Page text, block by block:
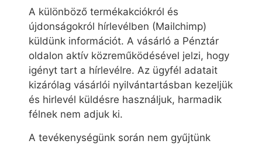
A különböző termékakciókról és
újdonságokról hírlevélben (Mailchimp)
küldünk információt. A vásárló a Pénztár
oldalon aktív közreműködésével jelzi, hogy
igényt tart a hírlevélre. Az ügyfél adatait
kizárólag vásárlói nyilvántartásban kezeljük
és hirlevél küldésre használjuk, harmadik
félnek nem adjuk ki.
A tevékenységünk során nem gyűjtünk